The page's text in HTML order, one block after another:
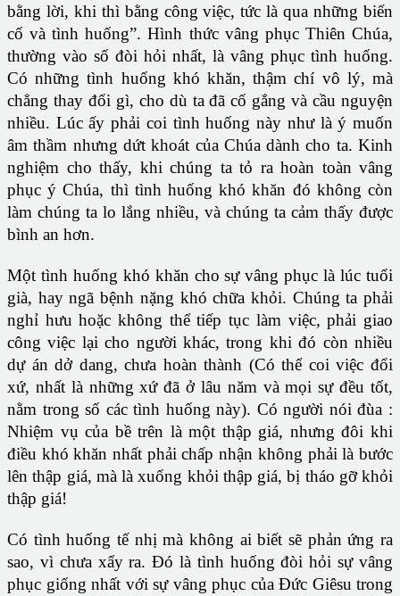
bằng lời, khi thì bằng công việc, tức là qua những biến
cố và tình huống”. Hình thức vâng phục Thiên Chúa,
thường vào số đòi hỏi nhất, là vâng phục tình huống.
Có những tình huống khó khăn, thậm chí vô lý, mà
chẳng thay đổi gì, cho dù ta đã cố gắng và cầu nguyện
nhiều. Lúc ấy phải coi tình huống này như là ý muốn
âm thầm nhưng dứt khoát của Chúa dành cho ta. Kinh
nghiệm cho thấy, khi chúng ta tỏ ra hoàn toàn vâng
phục ý Chúa, thì tình huống khó khăn đó không còn
làm chúng ta lo lắng nhiều, và chúng ta cảm thấy được
bình an hơn.
Một tình huống khó khăn cho sự vâng phục là lúc tuổi
già, hay ngã bệnh nặng khó chữa khỏi. Chúng ta phải
nghỉ hưu hoặc không thể tiếp tục làm việc, phải giao
công việc lại cho người khác, trong khi đó còn nhiều
dự án dở dang, chưa hoàn thành (Có thể coi việc đổi
xứ, nhất là những xứ đã ở lâu năm và mọi sự đều tốt,
nằm trong số các tình huống này). Có người nói đùa :
Nhiệm vụ của bề trên là một thập giá, nhưng đôi khi
điều khó khăn nhất phải chấp nhận không phải là bước
lên thập giá, mà là xuống khỏi thập giá, bị tháo gỡ khỏi
thập giá!
Có tình huống tế nhị mà không ai biết sẽ phản ứng ra
sao, vì chưa xẩy ra. Đó là tình huống đòi hỏi sự vâng
phục giống nhất với sự vâng phục của Đức Giêsu trong